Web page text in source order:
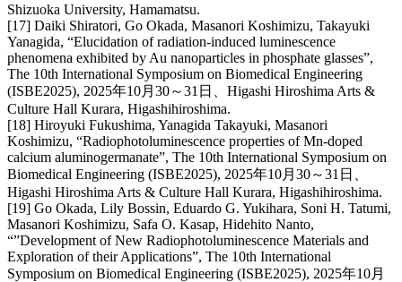
Shizuoka University, Hamamatsu.
[17] Daiki Shiratori, Go Okada, Masanori Koshimizu, Takayuki
Yanagida, “Elucidation of radiation-induced luminescence
phenomena exhibited by Au nanoparticles in phosphate glasses”,
The 10th International Symposium on Biomedical Engineering
(ISBE2025), 2025年10月30～31日、Higashi Hiroshima Arts &
Culture Hall Kurara, Higashihiroshima.
[18] Hiroyuki Fukushima, Yanagida Takayuki, Masanori
Koshimizu, “Radiophotoluminescence properties of Mn-doped
calcium aluminogermanate”, The 10th International Symposium on
Biomedical Engineering (ISBE2025), 2025年10月30～31日、
Higashi Hiroshima Arts & Culture Hall Kurara, Higashihiroshima.
[19] Go Okada, Lily Bossin, Eduardo G. Yukihara, Soni H. Tatumi,
Masanori Koshimizu, Safa O. Kasap, Hidehito Nanto,
“”Development of New Radiophotoluminescence Materials and
Exploration of their Applications”, The 10th International
Symposium on Biomedical Engineering (ISBE2025), 2025年10月